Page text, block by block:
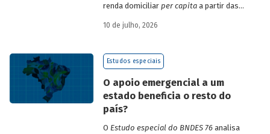
renda domiciliar per capitaa partir das
associadas às variações de preços dos
ainda os microdados da Pnad Contínua
para analisar a evolução da renda dos
10 de julho, 2026
Estudos especiais
O apoio emergencial a um
estado beneficia o resto do
país?
O Estudo especial do BNDES 76analisa